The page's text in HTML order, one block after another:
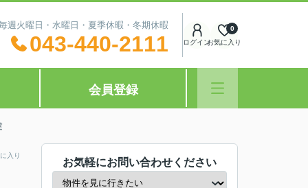
火曜日・水曜日・夏季休暇・冬期休暇
043-440-2111 ログインお気に入り
0
会員登録
入り
お気軽にお問い合わせください